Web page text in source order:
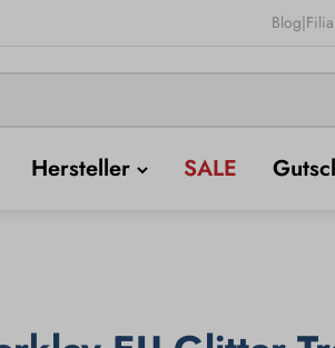
Blog|
Hersteller SALE